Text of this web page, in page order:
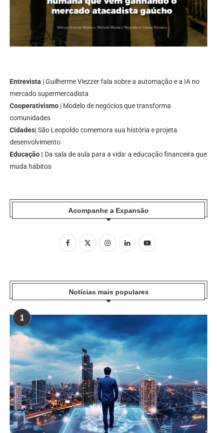
Entrevista | Guilherme Viezzer fala sobre a automação e a IA no
mercado supermercadista
Cooperativismo | Modelo de negócios que transforma
comunidades
Cidades| São Leopoldo comemora sua história e projeta
desenvolvimento
Educação | Da sala de aula para a vida: a educação financeira que
muda hábitos
Acompanhe a Expansão
Notícias mais populares
1